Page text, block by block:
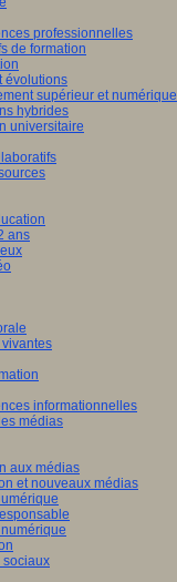
professionnelles
de formation
évolutions
supérieur et numérique
hybrides
universitaire
ans
informationnelles
médias
aux médias
et nouveaux médias
sociaux